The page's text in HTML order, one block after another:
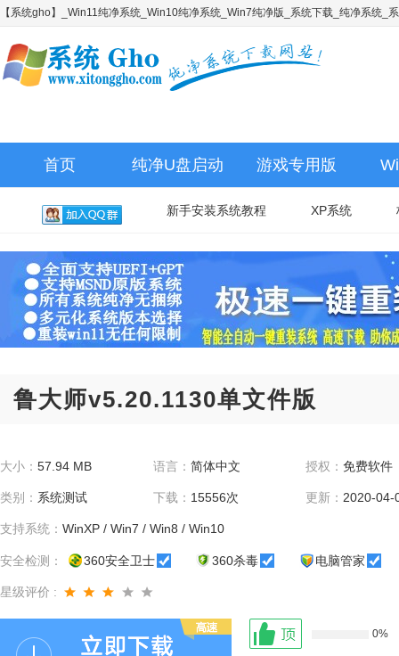
【系统gho】_Win11纯净系统_Win10纯净系统_Win7纯净版_系统下载_纯净系统_
首页 纯净U盘启动 游戏专用版
新手安装系统教程 XP系统
鲁大师v5.20.1130单文件版
大小： 57.94 MB 语言： 简体中文 授权：免费软件
类别： 系统测试 下载： 15556次 更新： 2020-04-
支持系统： WinXP / Win7 / Win8 / Win10
安全检测： 360安全卫士 360杀毒 电脑管家
星级评价 :
0%